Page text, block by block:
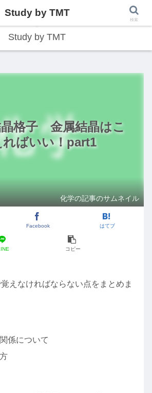
総合型学習サイト
Study by TMT
晶格子 金属結晶はこ
ばいい！part1
化学の記事のサムネイル
Facebook はてブ
コピー
えなければならない点をまとめま
係について
Study by TMT
検索